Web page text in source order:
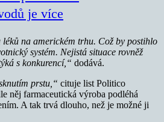
je více
na americkém trhu. Což by postihlo
systém. Nejistá situace rovněž
s konkurencí,“ dodává.
prstu,“ cituje list Politico
něj farmaceutická výroba podléhá
A tak trvá dlouho, než je možné ji